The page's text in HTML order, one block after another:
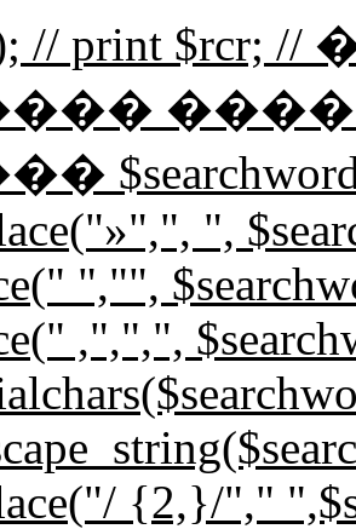
// print
",
","",
,",",",
{2,}/","